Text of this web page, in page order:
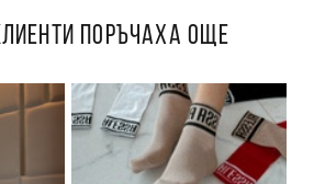
ПОРЪЧАХА ОЩЕ